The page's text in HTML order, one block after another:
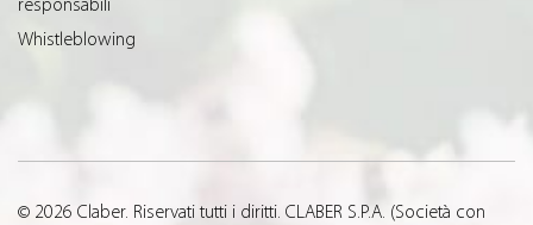
responsabili
Whistleblowing
© 2026 Claber. Riservati tutti i diritti. CLABER S.P.A. (Società con